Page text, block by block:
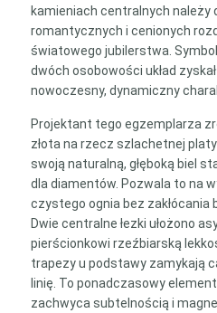
kamieniach centralnych należy
romantycznych i cenionych
światowego jubilerstwa.
dwóch osobowości układ
nowoczesny, dynamiczny
Projektant tego egzemplarza
złota na rzecz szlachetnej
swoją naturalną, głęboką biel
dla diamentów. Pozwala to na
czystego ognia bez zakłócania
Dwie centralne łezki ułożono
pierścionkowi rzeźbiarską
trapezy u podstawy zamykają
linię. To ponadczasowy
zachwyca subtelnością i